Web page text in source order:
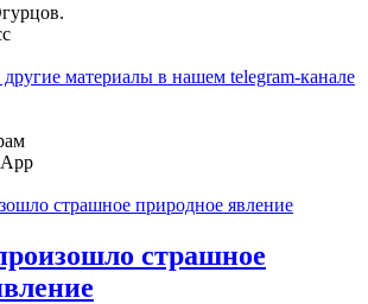
материалы в нашем telegram-канале
страшное